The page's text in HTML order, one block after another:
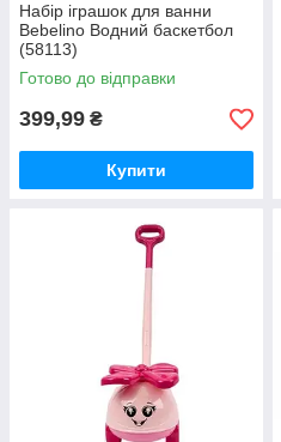
Набір іграшок для ванни
Bebelino Водний баскетбол
(58113)
Готово до відправки
399,99 ₴
Купити